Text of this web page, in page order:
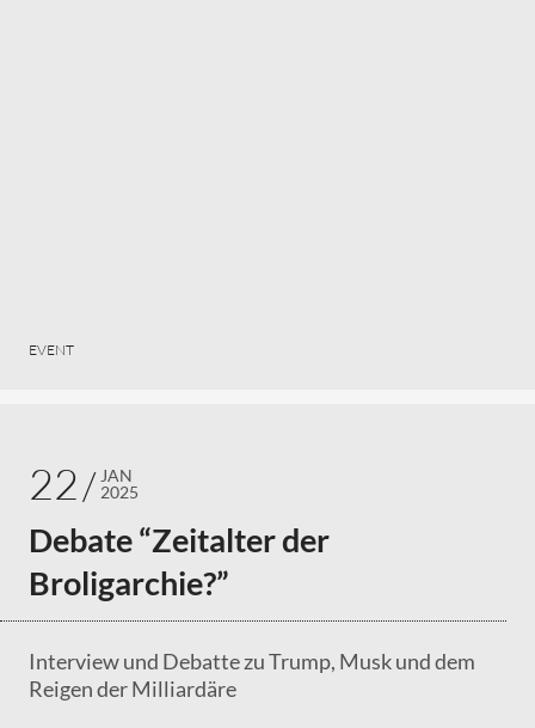
EVENT
22
JAN
2025
Debate “Zeitalter der
Broligarchie?”
Interview und Debatte zu Trump, Musk und dem
Reigen der Milliardäre